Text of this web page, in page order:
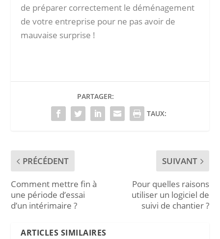
de préparer correctement le déménagement
de votre entreprise pour ne pas avoir de
mauvaise surprise !
PARTAGER:
TAUX:
PRÉCÉDENT
Comment mettre fin à
une période d’essai
d’un intérimaire ?
SUIVANT
Pour quelles raisons
utiliser un logiciel de
suivi de chantier ?
ARTICLES SIMILAIRES